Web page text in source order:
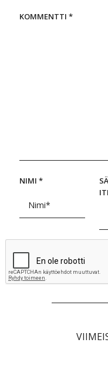
KOMMENTTI *
NIMI *